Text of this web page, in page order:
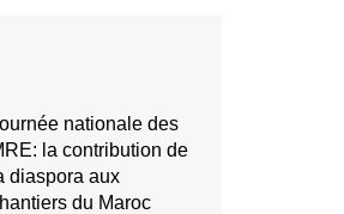
nationale des
la contribution de
diaspora aux
du Maroc